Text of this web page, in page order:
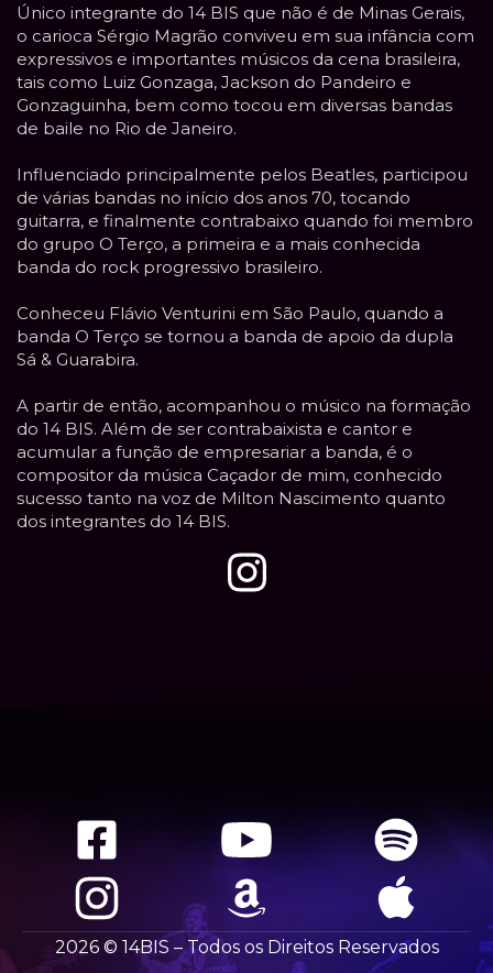
Único integrante do 14 BIS que não é de Minas Gerais,
o carioca Sérgio Magrão conviveu em sua infância com
expressivos e importantes músicos da cena brasileira,
tais como Luiz Gonzaga, Jackson do Pandeiro e
Gonzaguinha, bem como tocou em diversas bandas
de baile no Rio de Janeiro.
Influenciado principalmente pelos Beatles, participou
de várias bandas no início dos anos 70, tocando
guitarra, e finalmente contrabaixo quando foi membro
do grupo O Terço, a primeira e a mais conhecida
banda do rock progressivo brasileiro.
Conheceu Flávio Venturini em São Paulo, quando a
banda O Terço se tornou a banda de apoio da dupla
Sá & Guarabira.
A partir de então, acompanhou o músico na formação
do 14 BIS. Além de ser contrabaixista e cantor e
acumular a função de empresariar a banda, é o
compositor da música Caçador de mim, conhecido
sucesso tanto na voz de Milton Nascimento quanto
dos integrantes do 14 BIS.
2026 © 14BIS – Todos os Direitos Reservados